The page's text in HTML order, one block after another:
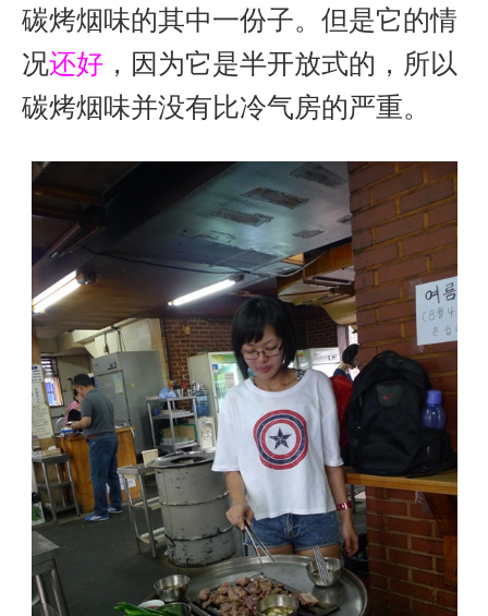
碳烤烟味的其中一份子。但是它的情
况还好 ，因为它是半开放式的，所以
碳烤烟味并没有比冷气房的严重。